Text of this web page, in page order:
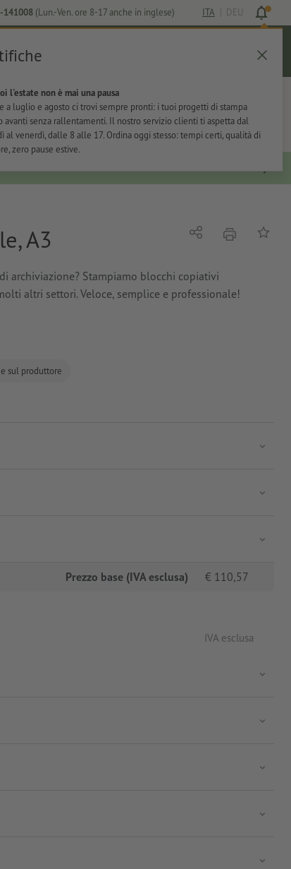
141008 (Lun.-Ven. ore 8-17 anche in inglese) ITA | DEU
l'estate non è mai una pausa
a luglio e agosto ci trovi sempre pronti: i tuoi progetti di stampa
avanti senza rallentamenti. Il nostro servizio clienti ti aspetta dal
al venerdì, dalle 8 alle 17. Ordina oggi stesso: tempi certi, qualità di
zero pause estive.
Carrello
Per l'ufficio Adesivi
A3
archiviazione? Stampiamo blocchi copiativi
altri settori. Veloce, semplice e professionale!
sul produttore
Condividistamparealla
Prezzo base (IVA esclusa) € 110,57
IVA esclusa